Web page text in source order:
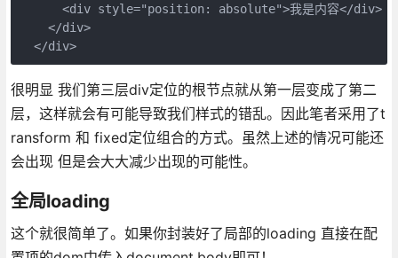
<div style="position: absolute">我是内容</div>
</div>
  </div>
很明显 我们第三层div定位的根节点就从第一层变成了第二
层，这样就会有可能导致我们样式的错乱。因此笔者采用了t
ransform 和 fixed定位组合的方式。虽然上述的情况可能还
会出现 但是会大大减少出现的可能性。
全局loading
这个就很简单了。如果你封装好了局部的loading 直接在配